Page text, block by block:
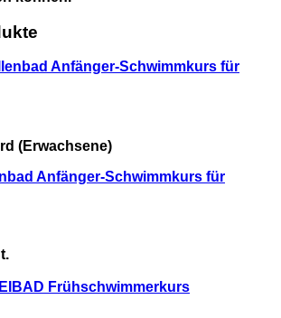
(Erwachsene)
Anfänger-Schwimmkurs für